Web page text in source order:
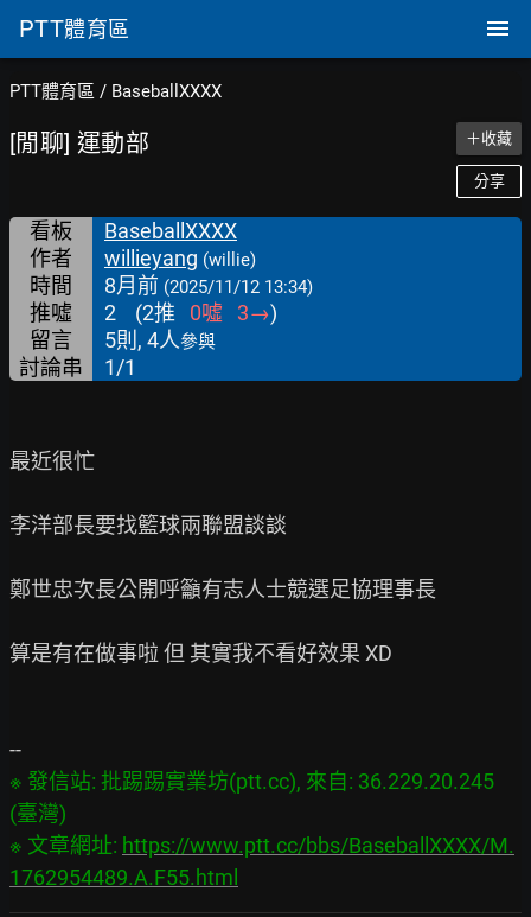
PTT體育區
PTT體育區 / BaseballXXXX
[閒聊] 運動部 ＋收藏
分享
看板
BaseballXXXX
作者
willieyang (willie)
時間 8月前 (2025/11/12 13:34)
推噓 2 (2推 0噓 3→)
留言
5則, 4人參與
討論串 1/1
最近很忙
李洋部長要找籃球兩聯盟談談
鄭世忠次長公開呼籲有志人士競選足協理事長
算是有在做事啦 但 其實我不看好效果 XD
※ 發信站: 批踢踢實業坊(ptt.cc), 來自: 36.229.20.245
(臺灣)
※ 文章網址: https://www.ptt.cc/bbs/BaseballXXXX/M.
1762954489.A.F55.html